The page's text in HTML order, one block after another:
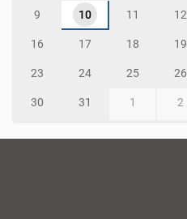
9 10 11 12
16 17 18 19
23 24 25 26
30 31 1 2